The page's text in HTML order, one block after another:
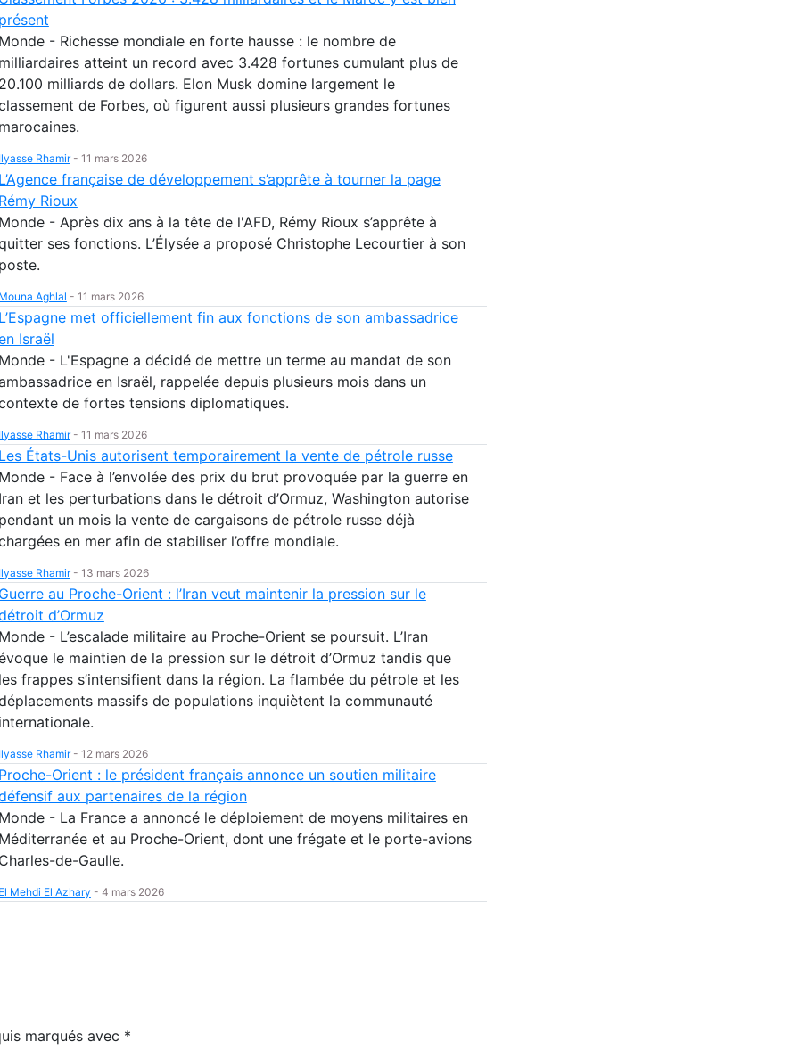
présent
Monde - Richesse mondiale en forte hausse : le nombre de
milliardaires atteint un record avec 3.428 fortunes cumulant plus de
20.100 milliards de dollars. Elon Musk domine largement le
de Forbes, où figurent aussi plusieurs grandes fortunes
marocaines.
Ilyasse Rhamir- 11 mars 2026
L’Agence française de développement s’apprête à tourner la page
Rémy Rioux
Monde - Après dix ans à la tête de l'AFD, Rémy Rioux s’apprête à
ses fonctions. L’Élysée a proposé Christophe Lecourtier à son
poste.
Mouna Aghlal - 11 mars 2026
L’Espagne met officiellement fin aux fonctions de son ambassadrice
Israël
Monde - L'Espagne a décidé de mettre un terme au mandat de son
en Israël, rappelée depuis plusieurs mois dans un
de fortes tensions diplomatiques.
Ilyasse Rhamir- 11 mars 2026
Les États-Unis autorisent temporairement la vente de pétrole russe
Monde - Face à l’envolée des prix du brut provoquée par la guerre en
Iran et les perturbations dans le détroit d’Ormuz, Washington autorise
pendant un mois la vente de cargaisons de pétrole russe déjà
en mer afin de stabiliser l’offre mondiale.
Ilyasse Rhamir- 13 mars 2026
Guerre au Proche-Orient : l’Iran veut maintenir la pression sur le
d’Ormuz
Monde - L’escalade militaire au Proche-Orient se poursuit. L’Iran
le maintien de la pression sur le détroit d’Ormuz tandis que
les frappes s’intensifient dans la région. La flambée du pétrole et les
massifs de populations inquiètent la communauté
internationale.
Ilyasse Rhamir- 12 mars 2026
Proche-Orient : le président français annonce un soutien militaire
aux partenaires de la région
Monde - La France a annoncé le déploiement de moyens militaires en
Méditerranée et au Proche-Orient, dont une frégate et le porte-avions
Charles-de-Gaulle.
El Mehdi El Azhary - 4 mars 2026
marqués avec *